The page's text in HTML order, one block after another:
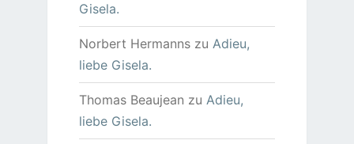
Gisela.
Norbert Hermannszu Adieu,
liebe Gisela.
Thomas Beaujean zu Adieu,
liebe Gisela.